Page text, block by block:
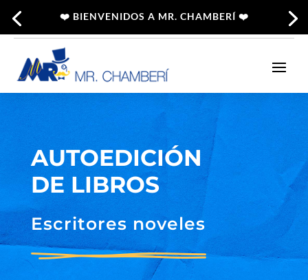
❤️ BIENVENIDOS A MR. CHAMBERÍ ❤️
AUTOEDICIÓN
DE LIBROS
Escritores noveles